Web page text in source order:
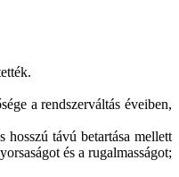
a rendszerváltás éveiben,
távú betartása mellett
és a rugalmasságot;